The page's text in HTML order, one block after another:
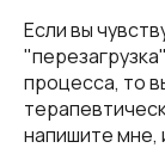
Если вы
процесса, то
напишите мне,